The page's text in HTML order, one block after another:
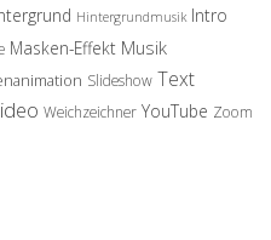
Hintergrundmusik Intro
Masken-Effekt Musik
Slideshow Text
Weichzeichner YouTube Zoom